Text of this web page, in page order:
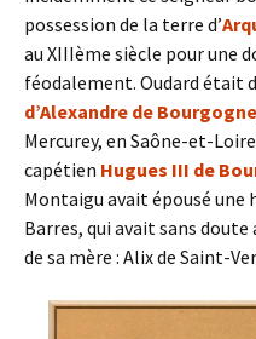
possession de la terre d’
au XIIIème siècle pour une
féodalement. Oudard était
d’Alexandre de
Mercurey, en Saône-et-
capétien Hugues III de
Montaigu avait épousé une
Barres, qui avait sans
de sa mère : Alix de Saint-